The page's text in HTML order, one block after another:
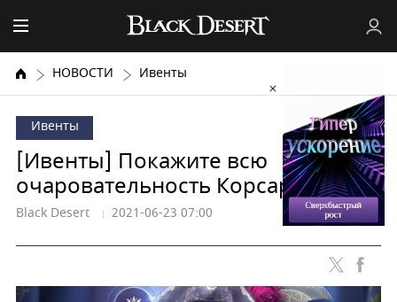
НОВОСТИ Ивенты
Ивенты
[Ивенты] Покажите всю
очаровательность Корсара!
Black Desert 2021-06-23 07:00